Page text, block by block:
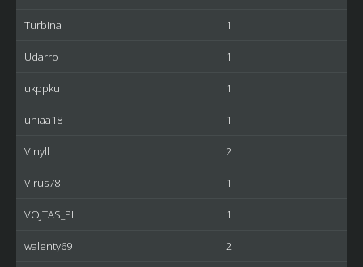
Turbina 1
Udarro 1
ukppku 1
uniaa18 1
Vinyll 2
Virus78 1
VOJTAS_PL 1
walenty69 2